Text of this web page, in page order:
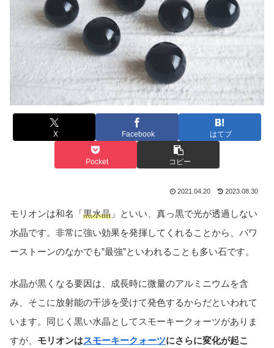
X Facebook はてブ
Pocket コピー
2021.04.20 2023.08.30
モリオンは和名「黒水晶 」といい、真っ黒で光が透過しない
水晶です。非常に強い効果を発揮してくれることから、パワ
ーストーンのなかでも”最強”といわれることも多い石です。
水晶が黒くなる要因は、成長時に微量のアルミニウムを含
み、そこに放射能の干渉を受けて発色するからだといわれて
います。同じく黒い水晶としてスモーキークォーツがありま
すが、 モリオンはスモーキークォーツにさらに変化が起こ